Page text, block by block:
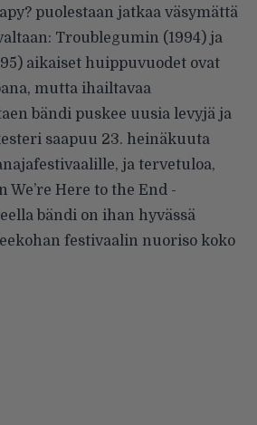
puolestaan jatkaa väsymättä
Troublegumin (1994) ja
aikaiset huippuvuodet ovat
mutta ihailtavaa
bändi puskee uusia levyjä ja
saapuu 23. heinäkuuta
ja tervetuloa,
We’re Here to the End -
bändi on ihan hyvässä
festivaalin nuoriso koko